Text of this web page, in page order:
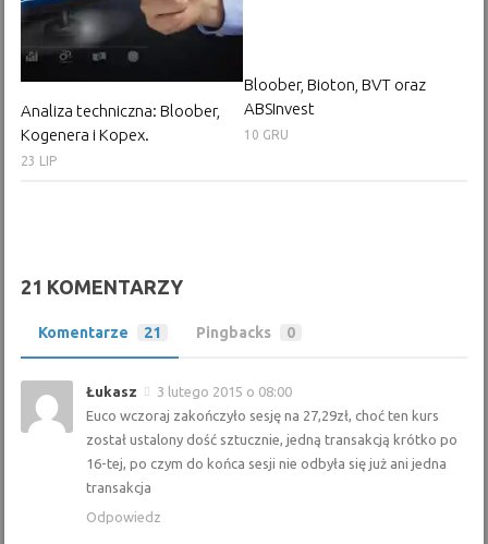
Analiza techniczna: Bloober,
Kogenera i Kopex.
23 LIP
Bloober, Bioton, BVT oraz
ABSInvest
10 GRU
21 KOMENTARZY
Komentarze 21 Pingbacks 0
Łukasz
3 lutego 2015 o 08:00
Euco wczoraj zakończyło sesję na 27,29zł, choć ten kurs
został ustalony dość sztucznie, jedną transakcją krótko po
16-tej, po czym do końca sesji nie odbyła się już ani jedna
transakcja
Odpowiedz